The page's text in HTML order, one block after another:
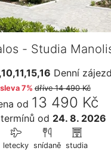
- Studia
Denní zájezd
sleva 7% dříve14 490 Kč
od 13 490 Kč
termínů od 24. 8. 2026
letecky snídaně studia